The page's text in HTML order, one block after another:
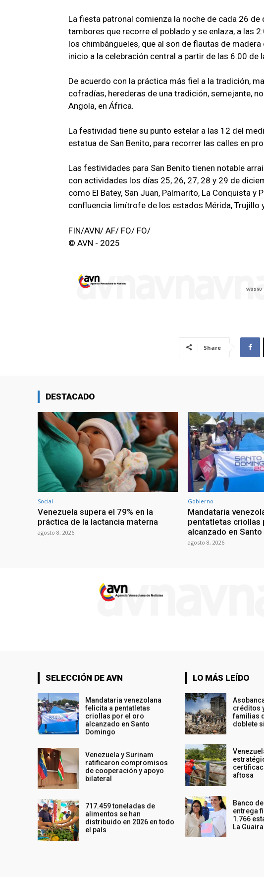
La fiesta patronal comienza la noche de cada 26
tambores que recorre el poblado y se enlaza, a las
los chimbángueles, que al son de flautas de
inicio a la celebración central a partir de las 6:00 de
De acuerdo con la práctica más fiel a la tradición,
cofradías, herederas de una tradición, semejante,
Angola, en África.
La festividad tiene su punto estelar a las 12 del
estatua de San Benito, para recorrer las calles en
Las festividades para San Benito tienen notable
con actividades los días 25, 26, 27, 28 y 29 de
como El Batey, San Juan, Palmarito, La Conquista y
confluencia limítrofe de los estados Mérida, Trujillo
FIN/AVN/ AF/ FO/ FO/
© AVN - 2025
Share
DESTACADO
Social
Venezuela supera el 79% en la
práctica de la lactancia materna
agosto 8, 2026
Gobierno
Mandataria
pentatletas criollas
alcanzado en
agosto 8, 2026
SELECCIÓN DE AVN
Mandataria venezolana
felicita a pentatletas
criollas por el oro
alcanzado en Santo
Domingo
Venezuela y Surinam
ratificaron compromisos
de cooperación y apoyo
bilateral
717.459 toneladas de
alimentos se han
distribuido en 2026 en todo
el país
LO MÁS LEÍDO
créditos
familias
doblete
aftosa
Banco
entrega
1.766
La Guaira